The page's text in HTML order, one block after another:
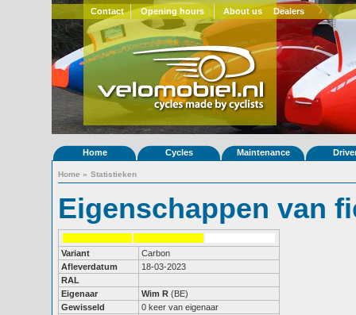
Contact Opening hours About us Dealers
Home Cycles Maintenance
Home » Statistieken
Eigenschappen van
Variant
Carbon
Afleverdatum
18-03-2023
RAL
Eigenaar
Wim R (BE)
Gewisseld
0 keer van eigenaar